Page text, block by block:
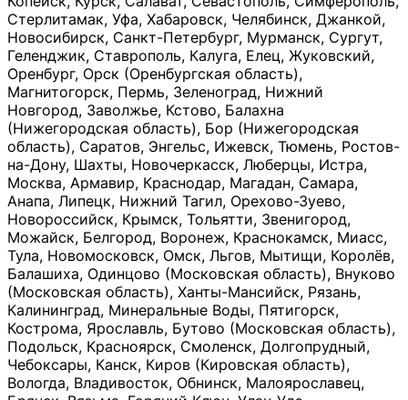
Стерлитамак, Уфа, Хабаровск, Челябинск, Джанкой,
Новосибирск, Санкт-Петербург, Мурманск, Сургут,
Геленджик, Ставрополь, Калуга, Елец, Жуковский,
Оренбург, Орск (Оренбургская область),
Магнитогорск, Пермь, Зеленоград, Нижний
Новгород, Заволжье, Кстово, Балахна
(Нижегородская область), Бор (Нижегородская
область), Саратов, Энгельс, Ижевск, Тюмень, Ростов-
на-Дону, Шахты, Новочеркасск, Люберцы, Истра,
Москва, Армавир, Краснодар, Магадан, Самара,
Анапа, Липецк, Нижний Тагил, Орехово-Зуево,
Новороссийск, Крымск, Тольятти, Звенигород,
Можайск, Белгород, Воронеж, Краснокамск, Миасс,
Тула, Новомосковск, Омск, Льгов, Мытищи, Королёв,
Балашиха, Одинцово (Московская область), Внуково
(Московская область), Ханты-Мансийск, Рязань,
Калининград, Минеральные Воды, Пятигорск,
Кострома, Ярославль, Бутово (Московская область),
Подольск, Красноярск, Смоленск, Долгопрудный,
Чебоксары, Канск, Киров (Кировская область),
Вологда, Владивосток, Обнинск, Малоярославец,